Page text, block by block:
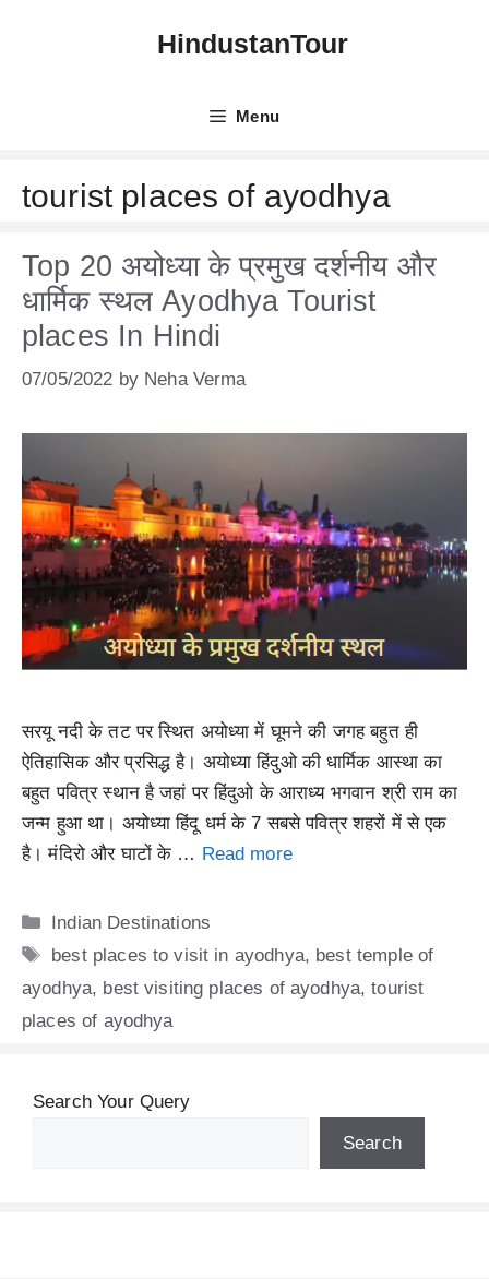
HindustanTour
Menu
tourist places of ayodhya
Top 20 अयोध्या के प्रमुख दर्शनीय और
धार्मिक स्थल Ayodhya Tourist
places In Hindi
07/05/2022 by Neha Verma
सरयू नदी के तट पर स्थित अयोध्या में घूमने की जगह बहुत ही
ऐतिहासिक और प्रसिद्ध है। अयोध्या हिंदुओ की धार्मिक आस्था का
बहुत पवित्र स्थान है जहां पर हिंदुओ के आराध्य भगवान श्री राम का
जन्म हुआ था। अयोध्या हिंदू धर्म के 7 सबसे पवित्र शहरों में से एक
है। मंदिरो और घाटों के … Read more
Categories
Indian Destinations
Tags
best places to visit in ayodhya, best temple of
ayodhya, best visiting places of ayodhya,tourist
places of ayodhya
Search Your Query
Search